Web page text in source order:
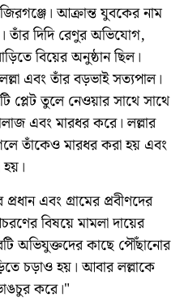
আক্রান্ত যুবকের নাম
তাঁর দিদি রেণুর অভিযোগ,
বিয়ের অনুষ্ঠান ছিল।
এবং তাঁর বড়ভাই সত্যপাল।
প্লেট তুলে নেওয়ার সাথে সাথে
এবং মারধর করে। লল্লার
তাঁকেও মারধর করা হয় এবং
এবং গ্রামের প্রবীণদের
বিষয়ে মামলা দায়ের
অভিযুক্তদের কাছে পৌঁছানোর
চড়াও হয়। আবার লল্লাকে
করে।"